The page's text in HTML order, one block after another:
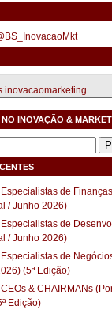
NO INOVAÇÃO &
de
/ Junho 2026)
de
/ Junho 2026)
de
(5ª Edição)
& CHAIRMANs
Edição)